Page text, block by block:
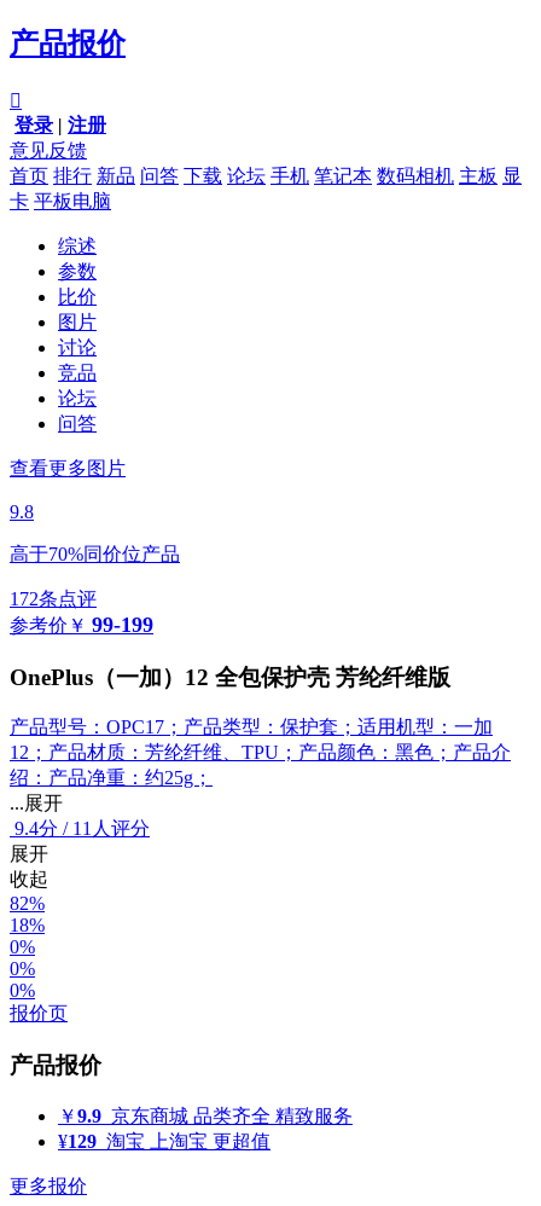
产品报价

登录 | 注册
意见反馈
首页 排行 新品 问答 下载 论坛 手机 笔记本 数码相机 主板 显
卡 平板电脑
综述
参数
比价
图片
讨论
竞品
论坛
问答
查看更多图片
9.8
高于70%同价位产品
172条点评
参考价 ￥ 99-199
OnePlus（一加）12 全包保护壳 芳纶纤维版
产品型号：OPC17；产品类型：保护套；适用机型：一加
12；产品材质：芳纶纤维、TPU；产品颜色：黑色；产品介
绍：产品净重：约25g；
...展开
9.4分 / 11人评分
展开
收起
82%
18%
0%
0%
0%
报价页
产品报价
￥9.9 京东商城 品类齐全 精致服务
¥129 淘宝 上淘宝 更超值
更多报价